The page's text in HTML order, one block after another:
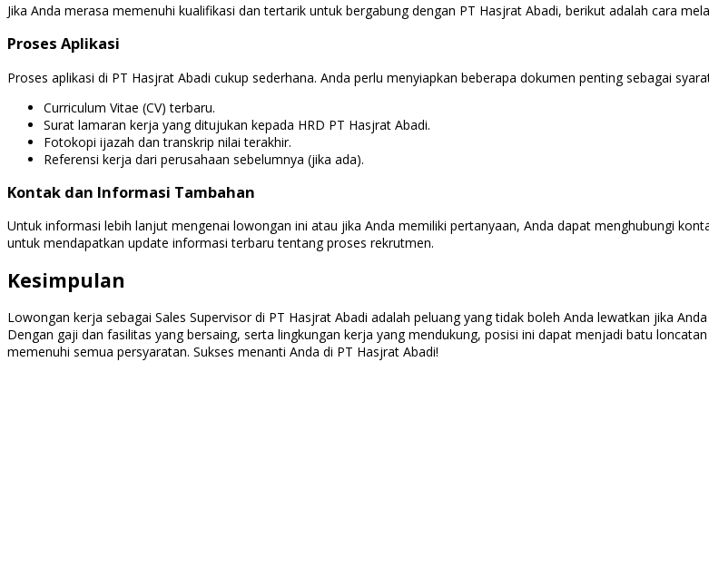
Jika Anda merasa memenuhi kualifikasi dan tertarik untuk bergabung dengan PT Hasjrat Abadi, berikut adalah cara
Proses Aplikasi
Proses aplikasi di PT Hasjrat Abadi cukup sederhana. Anda perlu menyiapkan beberapa dokumen penting sebagai
Curriculum Vitae (CV) terbaru.
Surat lamaran kerja yang ditujukan kepada HRD PT Hasjrat Abadi.
Fotokopi ijazah dan transkrip nilai terakhir.
Referensi kerja dari perusahaan sebelumnya (jika ada).
Kontak dan Informasi Tambahan
Untuk informasi lebih lanjut mengenai lowongan ini atau jika Anda memiliki pertanyaan, Anda dapat menghubungi
untuk mendapatkan update informasi terbaru tentang proses rekrutmen.
Kesimpulan
Lowongan kerja sebagai Sales Supervisor di PT Hasjrat Abadi adalah peluang yang tidak boleh Anda lewatkan jika
Dengan gaji dan fasilitas yang bersaing, serta lingkungan kerja yang mendukung, posisi ini dapat menjadi batu
memenuhi semua persyaratan. Sukses menanti Anda di PT Hasjrat Abadi!